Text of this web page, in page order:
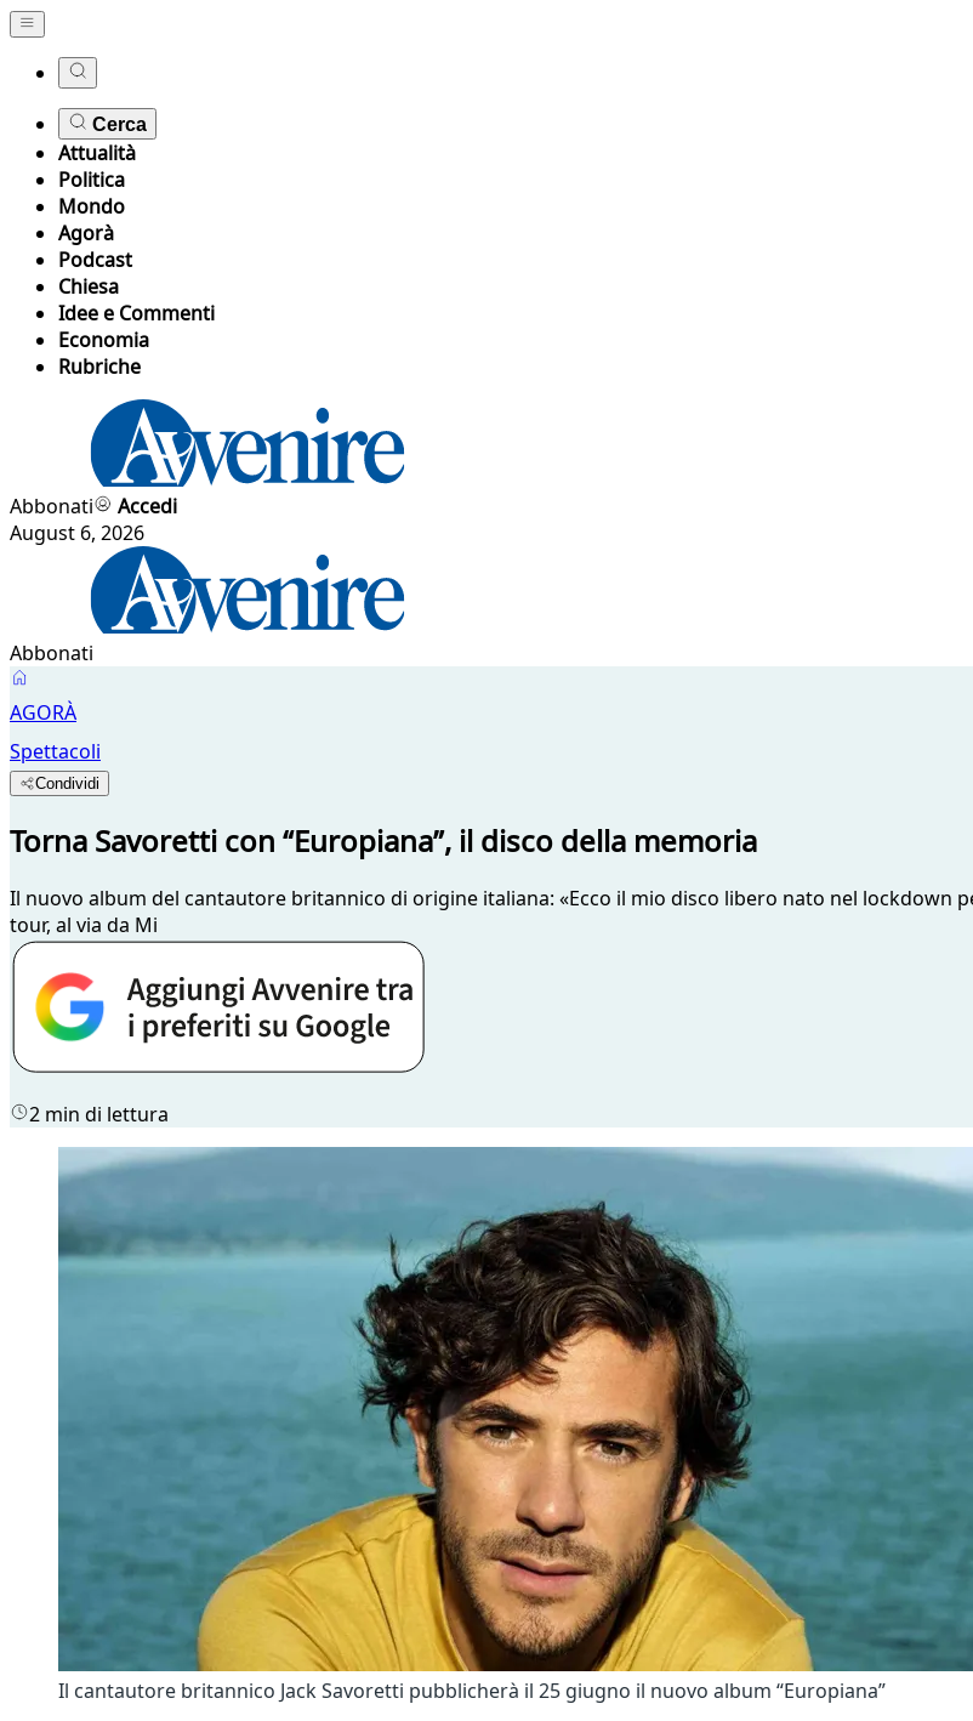
Cerca
Attualità
Politica
Mondo
Agorà
Podcast
Chiesa
Idee e Commenti
Economia
Rubriche
Abbonati
Accedi
August 6, 2026
Abbonati
AGORÀ
Spettacoli
Condividi
Torna Savoretti con “Europiana”, il disco della memoria
Il nuovo album del cantautore britannico di origine italiana: «Ecco il mio disco libero nato nel lockdown
tour, al via da Mi
2 min di lettura
Il cantautore britannico Jack Savoretti pubblicherà il 25 giugno il nuovo album “Europiana”